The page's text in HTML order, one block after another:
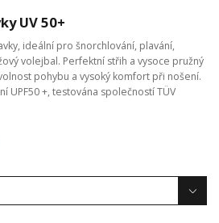
UV 50+
ideální pro šnorchlování, plavání,
volejbal. Perfektní střih a vysoce pružný
pohybu a vysoký komfort při nošení.
UPF50 +, testována společností TÜV